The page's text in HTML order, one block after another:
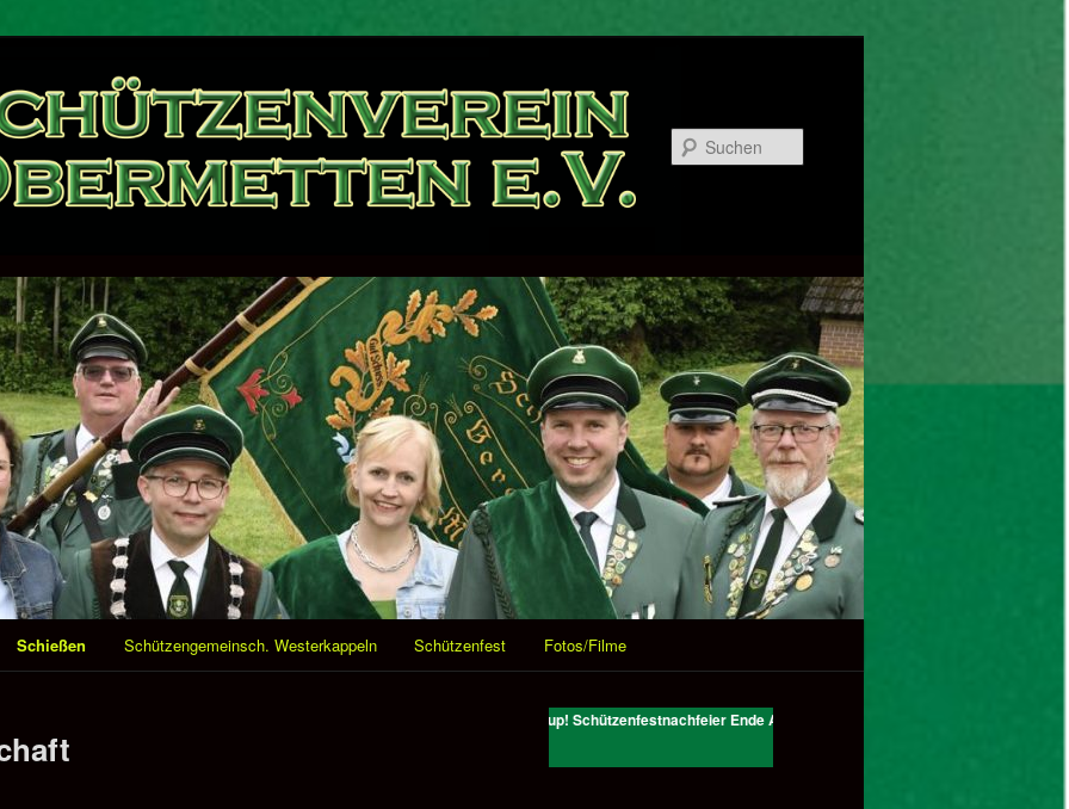
Schießen Schützengemeinsch. Westerkappeln Schützenfest Fotos/Filme
Passt up! Schützenfestnachfeier Ende August; der neuste Stand des Rundenschießens